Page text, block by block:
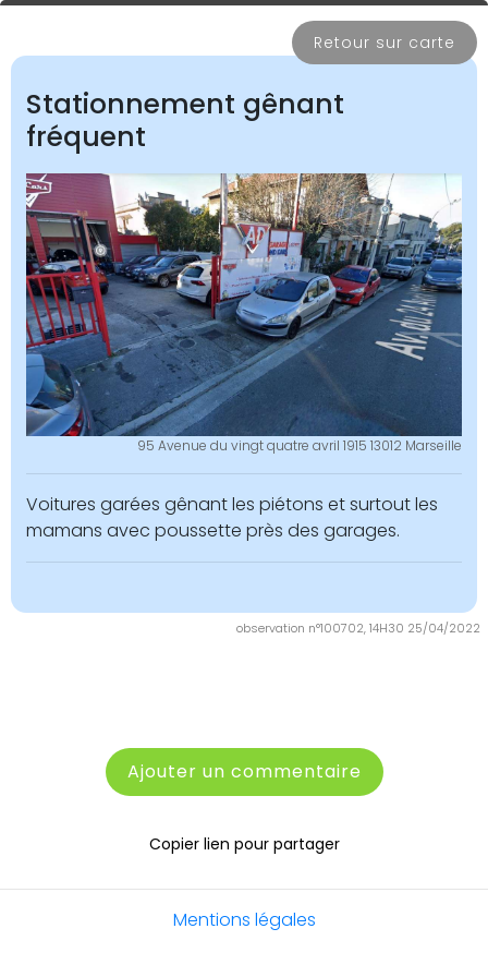
Retour sur carte
observation n°100702, 14H30 25/04/2022
Stationnement gênant
fréquent
95 Avenue du vingt quatre avril 1915 13012 Marseille
Voitures garées gênant les piétons et surtout les
mamans avec poussette près des garages.
Ajouter un commentaire
Copier lien pour partager
Mentions légales